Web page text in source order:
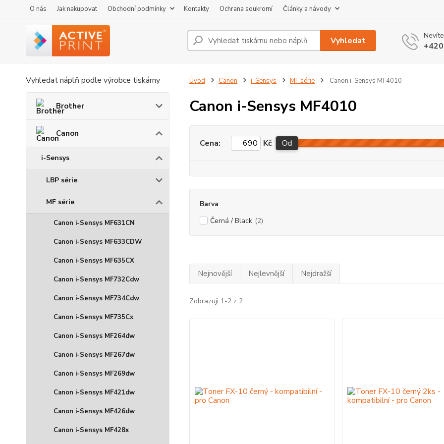
O nás Jak nakupovat Obchodní podmínky Kontakty Ochrana soukromí Články a návody
Vyhledat
Vyhledat náplň podle výrobce tiskárny
Brother
Canon
i-Sensys
LBP série
MF série
Canon i-Sensys MF631CN
Canon i-Sensys MF633CDW
Canon i-Sensys MF635CX
Canon i-Sensys MF732Cdw
Canon i-Sensys MF734Cdw
Canon i-Sensys MF735Cx
Canon i-Sensys MF264dw
Canon i-Sensys MF267dw
Canon i-Sensys MF269dw
Canon i-Sensys MF421dw
Canon i-Sensys MF426dw
Canon i-Sensys MF428x
Úvod Canon i-Sensys MF série Canon i-Sensys MF4010
Canon i-Sensys MF4010
Cena: Kč Od
Barva
Černá / Black (2)
Nejnovější Nejlevnější Nejdražší
Zobrazuji 1-2 z 2